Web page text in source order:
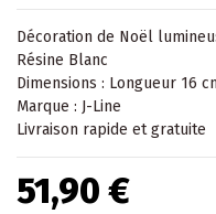
Décoration de Noël
Résine Blanc
Dimensions : Longueur 16
Marque : J-Line
Livraison rapide et gratuite
51,90 €